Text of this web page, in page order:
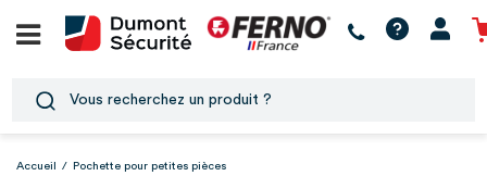
Accueil / Pochette pour petites pièces